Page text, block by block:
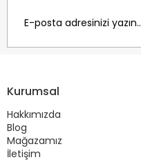
Kurumsal
Hakkımızda
Blog
Mağazamız
İletişim